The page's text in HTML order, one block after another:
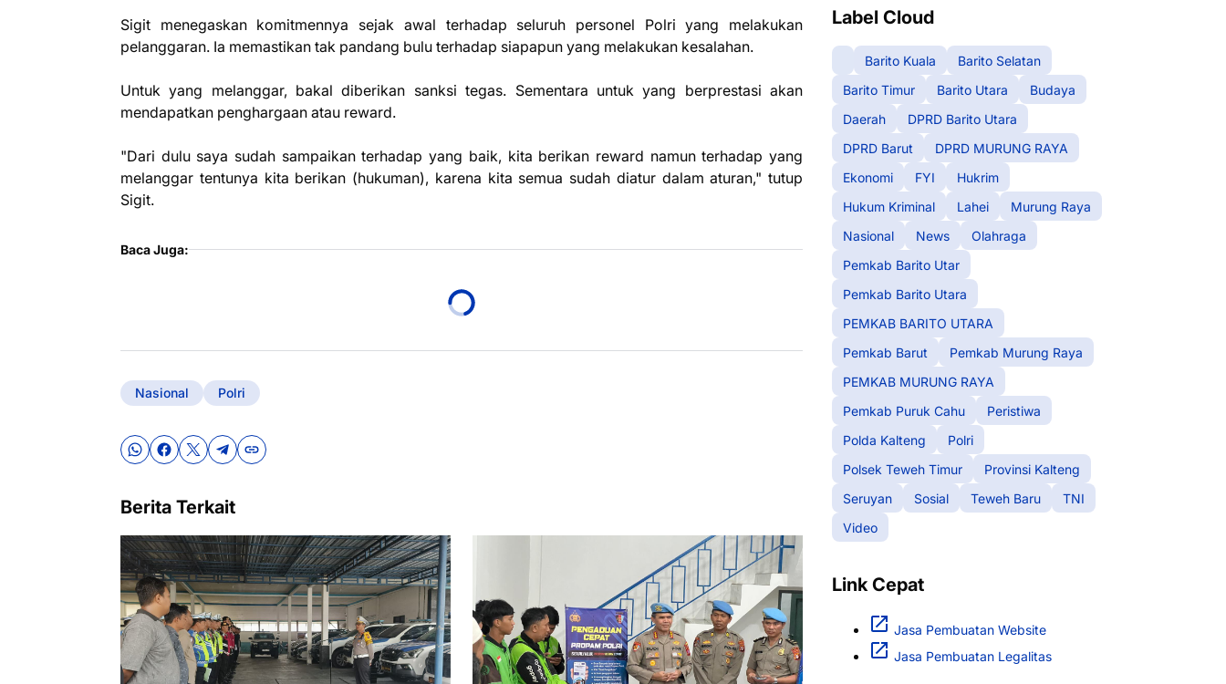
Sigit menegaskan komitmennya sejak awal terhadap seluruh personel Polri yang melakukan
pelanggaran. Ia memastikan tak pandang bulu terhadap siapapun yang melakukan kesalahan.
Untuk yang melanggar, bakal diberikan sanksi tegas. Sementara untuk yang berprestasi akan
mendapatkan penghargaan atau reward.
"Dari dulu saya sudah sampaikan terhadap yang baik, kita berikan reward namun terhadap yang
melanggar tentunya kita berikan (hukuman), karena kita semua sudah diatur dalam aturan," tutup
Sigit.
Baca Juga:
Nasional Polri
Berita Terkait
Label Cloud
Barito Kuala
Barito Selatan
Barito Timur
Barito Utara
Budaya
Daerah
DPRD Barito Utara
DPRD Barut
DPRD MURUNG RAYA
Ekonomi
FYI
Hukrim
Hukum Kriminal
Lahei
Murung Raya
Nasional
News
Olahraga
Pemkab Barito Utar
Pemkab Barito Utara
PEMKAB BARITO UTARA
Pemkab Barut
Pemkab Murung Raya
PEMKAB MURUNG RAYA
Pemkab Puruk Cahu
Peristiwa
Polda Kalteng
Polri
Polsek Teweh Timur
Provinsi Kalteng
Seruyan
Sosial Teweh Baru
TNI
Video
Link Cepat
Jasa Pembuatan Website
Jasa Pembuatan Legalitas